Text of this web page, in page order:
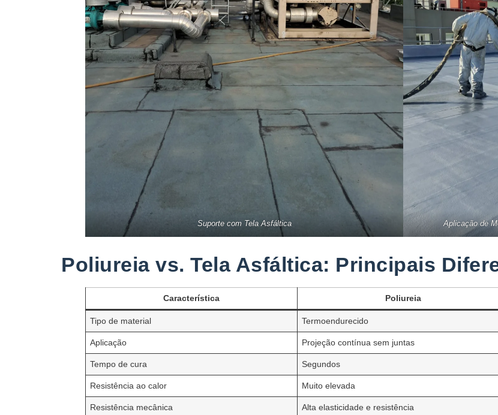
Suporte com Tela Asfáltica Aplicação de
Poliureia vs. Tela Asfáltica: Principais
Característica Poliureia
Tipo de material Termoendurecido
Aplicação Projeção contínua sem juntas
Tempo de cura Segundos
Resistência ao calor Muito elevada
Resistência mecânica Alta elasticidade e resistência